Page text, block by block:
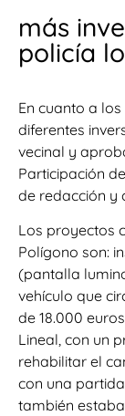
más
policía
En cuanto a
diferentes
vecinal y
Participación
de redacción y
Los proyectos
Polígono son:
(pantalla
vehículo que
de 18.000
Lineal, con un
rehabilitar el
con una
también